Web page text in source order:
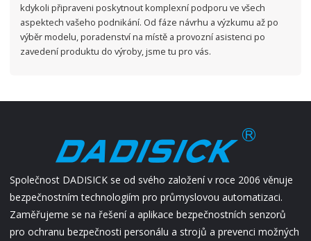
kdykoli připraveni poskytnout komplexní podporu ve všech
aspektech vašeho podnikání. Od fáze návrhu a výzkumu až po
výběr modelu, poradenství na místě a provozní asistenci po
zavedení produktu do výroby, jsme tu pro vás.
Společnost DADISICK se od svého založení v roce 2006 věnuje
bezpečnostním technologiím pro průmyslovou automatizaci.
Zaměřujeme se na řešení a aplikace bezpečnostních senzorů
pro ochranu bezpečnosti personálu a strojů a prevenci možných